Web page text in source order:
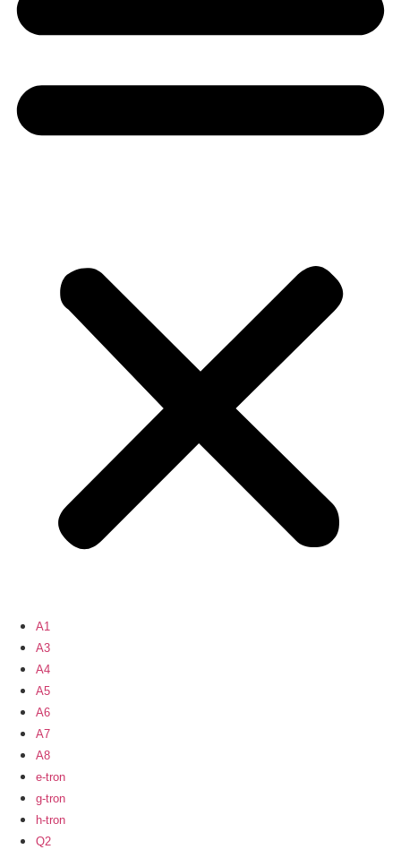
A1
A3
A4
A5
A6
A7
A8
e-tron
g-tron
h-tron
Q2